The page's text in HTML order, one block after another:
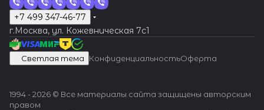
+7 499 347-46-77
г.Москва, ул. Кожевническая 7c1
Светлая тема КонфиденциальностьОферта
1994 - 2026 © Все материалы сайта защищены авторским
правом